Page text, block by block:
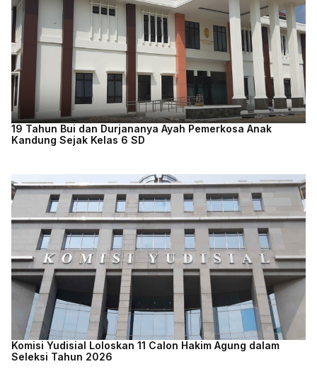
19 Tahun Bui dan Durjananya Ayah Pemerkosa Anak
Kandung Sejak Kelas 6 SD
Komisi Yudisial Loloskan 11 Calon Hakim Agung dalam
Seleksi Tahun 2026